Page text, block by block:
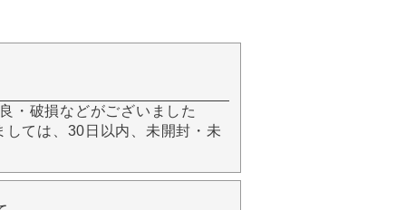
・破損などがございました
ては、30日以内、未開封・未